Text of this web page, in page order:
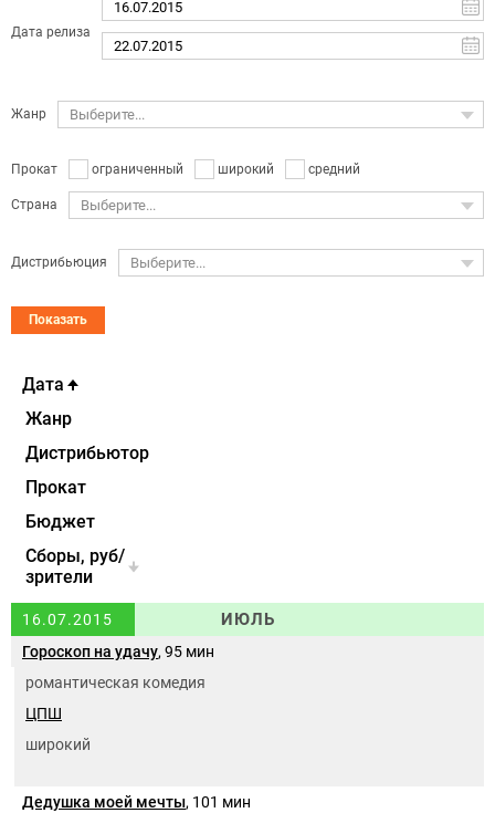
Дата релиза
Жанр Выберите...
Прокат ограниченный широкий средний
Страна Выберите...
Дистрибьюция Выберите...
Показать
Дата
Жанр
Дистрибьютор
Прокат
Бюджет
Cборы, руб/
зрители
16.07.2015 ИЮЛЬ
Гороскоп на удачу, 95 мин
романтическая комедия
ЦПШ
широкий
Дедушка моей мечты, 101 мин